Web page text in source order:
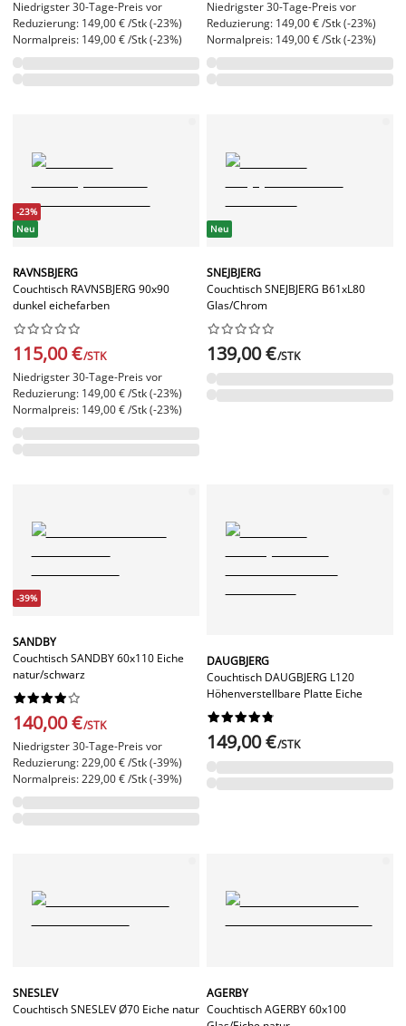
Niedrigster 30-Tage-Preis vor
Reduzierung: 149,00 € /Stk (-23%)
Normalpreis: 149,00 € /Stk (-23%)
Niedrigster 30-Tage-Preis vor
Reduzierung: 149,00 € /Stk (-23%)
Normalpreis: 149,00 € /Stk (-23%)
-23%
Neu
RAVNSBJERG
Couchtisch RAVNSBJERG 90x90
dunkel eichefarben






115,00 €/STK
Niedrigster 30-Tage-Preis vor
Reduzierung: 149,00 € /Stk (-23%)
Normalpreis: 149,00 € /Stk (-23%)
Neu
SNEJBJERG
Couchtisch SNEJBJERG B61xL80
Glas/Chrom






139,00 €/STK
-39%
SANDBY
Couchtisch SANDBY 60x110 Eiche
natur/schwarz






140,00 €/STK
Niedrigster 30-Tage-Preis vor
Reduzierung: 229,00 € /Stk (-39%)
Normalpreis: 229,00 € /Stk (-39%)
DAUGBJERG
Couchtisch DAUGBJERG L120
Höhenverstellbare Platte Eiche






149,00 €/STK
SNESLEV
Couchtisch SNESLEV Ø70 Eiche natur
AGERBY
Couchtisch AGERBY 60x100